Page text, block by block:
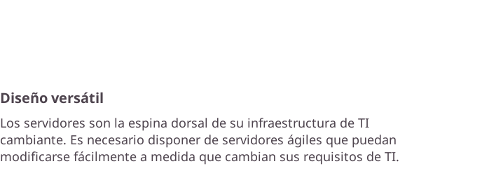
Diseño versátil
Los servidores son la espina dorsal de su infraestructura de TI
cambiante. Es necesario disponer de servidores ágiles que puedan
modificarse fácilmente a medida que cambian sus requisitos de TI.